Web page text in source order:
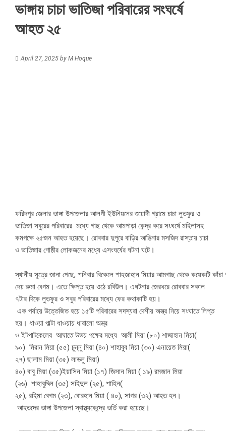
ভাঙ্গায় চাচা ভাতিজা পরিবারের সংঘর্ষে
আহত ২৫
April 27, 2025 by M Hoque
ফরিদপুর জেলার ভাঙ্গা উপজেলার আলগী ইউনিয়নের শুয়োদী গ্রামে চাচা লুতফুর ও
ভাতিজা সবুরের পরিবারের মধ্যে গাছ থেকে আমপাড়া কেন্দ্র করে সংঘর্ষে মহিলাসহ
কমপক্ষে ২৫জন আহত হয়েছে। রোববার দুপুরে বাড়ির আঙিনার মসজিদ রাস্তায় চাচা
ও ভাতিজার গোষ্ঠীর লোকজনের মধ্যে এসংঘর্ষের ঘটনা ঘটে।
স্থানীয় সূত্রে জানা গেছে, শনিবার বিকেলে শাহজাহান মিয়ার আমগাছ থেকে কয়েকটি
দেয় রুমা বেগম। এতে ক্ষিপ্ত হয়ে ওঠে রবিউল। এঘটনার জেরধরে রোববার সকাল
৭টার দিকে লুতফুর ও সবুর পরিবারের মধ্যে ফের কথাকাটি হয়।
এক পর্যায়ে উত্তেজিত হয়ে ১৫টি পরিবারের সদস্যরা দেশীয় অস্ত্র নিয়ে সংঘাতে লিপ্ত
হয়। ধাওয়া পাল্টা ধাওয়ায় ধারালো অস্ত্র
ও ইটপাটকেলের আঘাতে উভয় পক্ষের মধ্যে আলী মিয়া (৮০) শাজাহান মিয়া(
৯০) মিরান মিয়া (৫৫) চুন্নু মিয়া (৪০) শাহাবুব মিয়া (৩০) এনায়েত মিয়া(
২৭) ছালাম মিয়া (৩৫) লাভলু মিয়া)
৪০) বাবু মিয়া (৩৫)ইয়াসিন মিয়া (১৭) জিসান মিয়া ( ১৯) রমজান মিয়া
(২৬) শাহাবুদ্দিন (৩৫) সহিদুল (২৫), শাহিন(
২৫), রহিমা বেগম (২৩), বোরহান মিয়া ( ৪০), সাগর (৩২) আহত হন।
আহতদের ভাঙ্গা উপজেলা স্বাস্থ্যকেন্দ্রে ভর্তি করা হয়েছে।